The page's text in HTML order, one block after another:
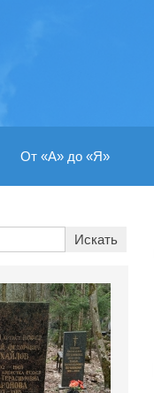
От «А» до «Я»